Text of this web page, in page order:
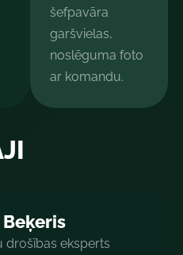
šefpavāra
garšvielas,
noslēguma foto
ar komandu.
drošības eksperts